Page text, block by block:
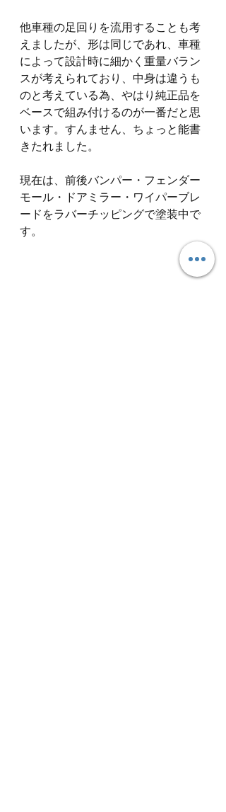
他車種の足回りを流用することも考
えましたが、形は同じであれ、車種
によって設計時に細かく重量バラン
スが考えられており、中身は違うも
のと考えている為、やはり純正品を
ベースで組み付けるのが一番だと思
います。すんません、ちょっと能書
きたれました。
現在は、前後バンパー・フェンダー
モール・ドアミラー・ワイパーブレ
ードをラバーチッピングで塗装中で
す。